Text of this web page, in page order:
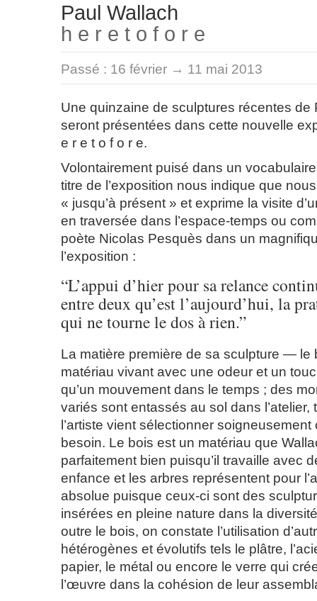
Paul Wallach
h e r e t o f o r e
Passé : 16 février → 11 mai 2013
Une quinzaine de sculptures récentes de
seront présentées dans cette nouvelle
e r e t o f o r e.
Volontairement puisé dans un
titre de l’exposition nous indique que
« jusqu’à présent » et exprime la visite
en traversée dans l’espace-temps ou
poète Nicolas Pesquès dans un
l’exposition :
“L’appui d’hier pour sa relance
entre deux qu’est l’aujourd’hui, la
qui ne tourne le dos à rien.”
La matière première de sa sculpture —
matériau vivant avec une odeur et un
qu’un mouvement dans le temps ; des
variés sont entassés au sol dans l’atelier,
l’artiste vient sélectionner soigneusement
besoin. Le bois est un matériau que
parfaitement bien puisqu’il travaille avec
enfance et les arbres représentent pour
absolue puisque ceux-ci sont des
insérées en pleine nature dans la
outre le bois, on constate l’utilisation
hétérogènes et évolutifs tels le plâtre,
papier, le métal ou encore le verre qui
l’œuvre dans la cohésion de leur